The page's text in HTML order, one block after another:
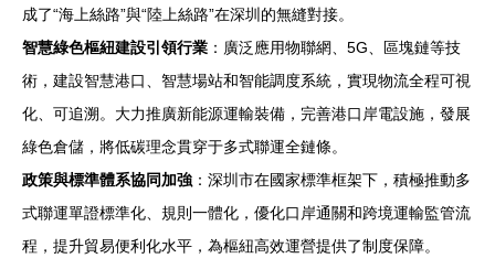
成了“海上絲路”與“陸上絲路”在深圳的無縫對接。
智慧綠色樞紐建設引領行業 ：廣泛應用物聯網、5G、區塊鏈等技
術，建設智慧港口、智慧場站和智能調度系統，實現物流全程可視
化、可追溯。大力推廣新能源運輸裝備，完善港口岸電設施，發展
綠色倉儲，將低碳理念貫穿于多式聯運全鏈條。
政策與標準體系協同加強 ：深圳市在國家標準框架下，積極推動多
式聯運單證標準化、規則一體化，優化口岸通關和跨境運輸監管流
程，提升貿易便利化水平，為樞紐高效運營提供了制度保障。